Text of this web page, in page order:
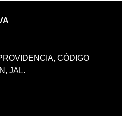
CÓDIGO
JAL.